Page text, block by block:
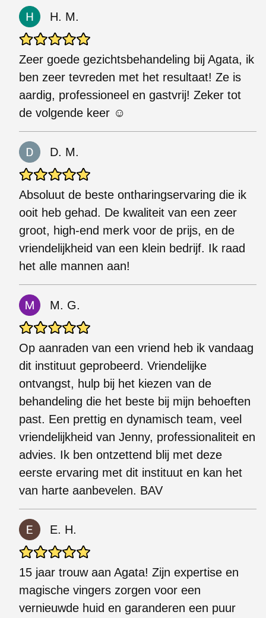
H. M.
Zeer goede gezichtsbehandeling bij Agata, ik
ben zeer tevreden met het resultaat! Ze is
aardig, professioneel en gastvrij! Zeker tot
de volgende keer ☺️
D. M.
Absoluut de beste ontharingservaring die ik
ooit heb gehad. De kwaliteit van een zeer
groot, high-end merk voor de prijs, en de
vriendelijkheid van een klein bedrijf. Ik raad
het alle mannen aan!
M. G.
Op aanraden van een vriend heb ik vandaag
dit instituut geprobeerd. Vriendelijke
ontvangst, hulp bij het kiezen van de
behandeling die het beste bij mijn behoeften
past. Een prettig en dynamisch team, veel
vriendelijkheid van Jenny, professionaliteit en
advies. Ik ben ontzettend blij met deze
eerste ervaring met dit instituut en kan het
van harte aanbevelen. BAV
E. H.
15 jaar trouw aan Agata! Zijn expertise en
magische vingers zorgen voor een
vernieuwde huid en garanderen een puur